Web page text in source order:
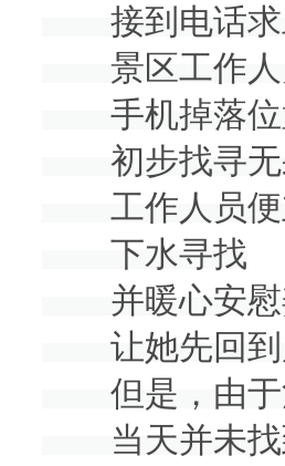
接到电话求
景区工作人
手机掉落位
初步找寻无
工作人员便
下水寻找
并暖心安慰
让她先回到
但是，由于
当天并未找